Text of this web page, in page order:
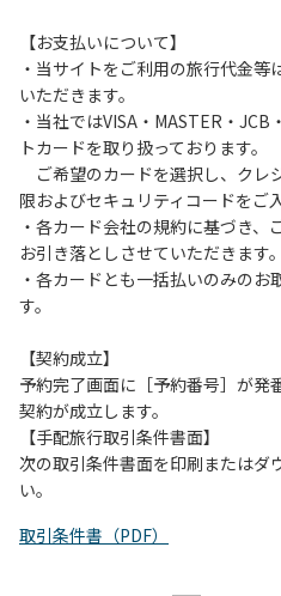
は、お持ち帰りをお願いします。
【禁止事項】
カラオケ、発電機、地面での
ァイヤー、打ち上げ式花火、テ
【注意事項】
当キャンプ場のそばを流れる
時間で増水し、川原で遊んでい
すく、過去にも増水により人が
（１）川原にテントやタープを
（２）雨が降ったときは川原で
（３）カムイコタン公園キャン
流で雨が降り急に増水すること
し、濁り始めたときには直ち
（４）キャンプ場の管理者や地
【お支払いについて】
・当サイトをご利用の旅行代金
いただきます。
・当社ではVISA・MASTER・
トカードを取り扱っております。
ご希望のカードを選択し、クレ
限およびセキュリティコードをご
・各カード会社の規約に基づき
お引き落としさせていただきます。
・各カードとも一括払いのみのお
す。
【契約成立】
予約完了画面に［予約番号］が発
契約が成立します。
【手配旅行取引条件書面】
次の取引条件書面を印刷またはダ
い。
取引条件書（PDF）